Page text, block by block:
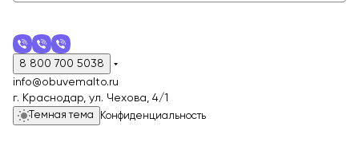
8 800 700 5038
info@obuvemalto.ru
г. Краснодар, ул. Чехова, 4/1
Темная тема Конфиденциальность